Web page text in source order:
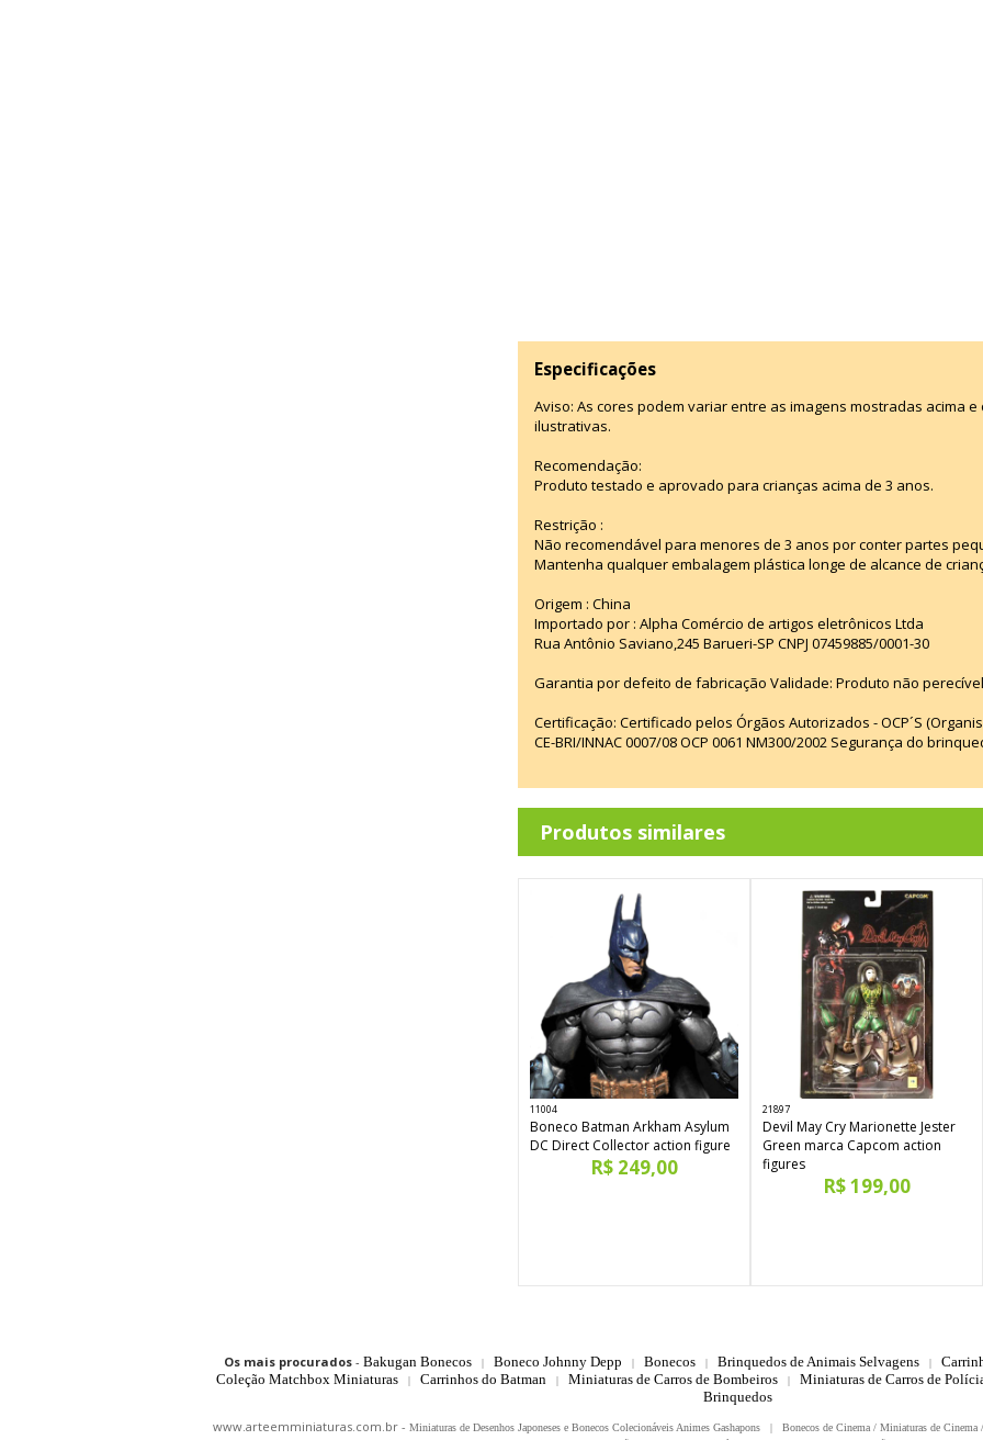
Especificações
Aviso: As cores podem variar entre as imagens mostradas acima
ilustrativas.
Recomendação:
Produto testado e aprovado para crianças acima de 3 anos.
Restrição :
Não recomendável para menores de 3 anos por conter partes
Mantenha qualquer embalagem plástica longe de alcance de
Origem : China
Importado por : Alpha Comércio de artigos eletrônicos Ltda
Rua Antônio Saviano,245 Barueri-SP CNPJ 07459885/0001-30
Garantia por defeito de fabricação Validade: Produto não
Certificação: Certificado pelos Órgãos Autorizados - OCP´S
CE-BRI/INNAC 0007/08 OCP 0061 NM300/2002 Segurança do
Produtos similares
11004
Boneco Batman Arkham Asylum
DC Direct Collector action figure
R$ 249,00
21897
Devil May Cry Marionette Jester
Green marca Capcom action
figures
R$ 199,00
Os mais procurados- Bakugan Bonecos | Boneco Johnny Depp | Bonecos | Brinquedos de Animais Selvagens |
Coleção Matchbox Miniaturas
| Carrinhos do Batman | Miniaturas de Carros de Bombeiros | Miniaturas de Carros de
Brinquedos
www.arteemminiaturas.com.br - Miniaturas de Desenhos Japoneses e Bonecos Colecionáveis Animes Gashapons | Bonecos de Cinema / Miniaturas de Cinema